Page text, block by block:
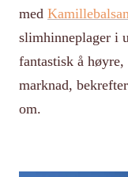
med
slimhinneplager i
fantastisk å
marknad,
om.